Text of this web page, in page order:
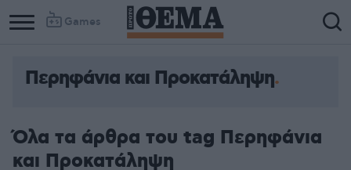
Games
Περηφάνια και Προκατάληψη
Όλα τα άρθρα του tag Περηφάνια
και Προκατάληψη